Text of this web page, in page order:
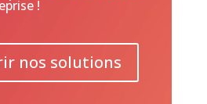
!
nos solutions